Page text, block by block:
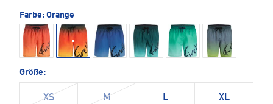
Farbe: Orange
Größe:
XS M L XL